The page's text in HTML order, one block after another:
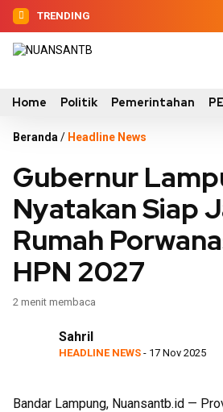
TRENDING
Home Politik Pemerintahan
Beranda / Headline News
Gubernur
Nyatakan Siap
Rumah
HPN 2027
2 menit membaca
Sahril
HEADLINE NEWS - 17 Nov 2025
Bandar Lampung, Nuansantb.id —